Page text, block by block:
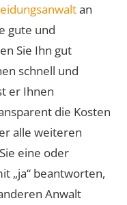
an
gute und
Sie Ihn gut
schnell und
er Ihnen
die Kosten
alle weiteren
eine oder
„ja“ beantworten,
Anwalt